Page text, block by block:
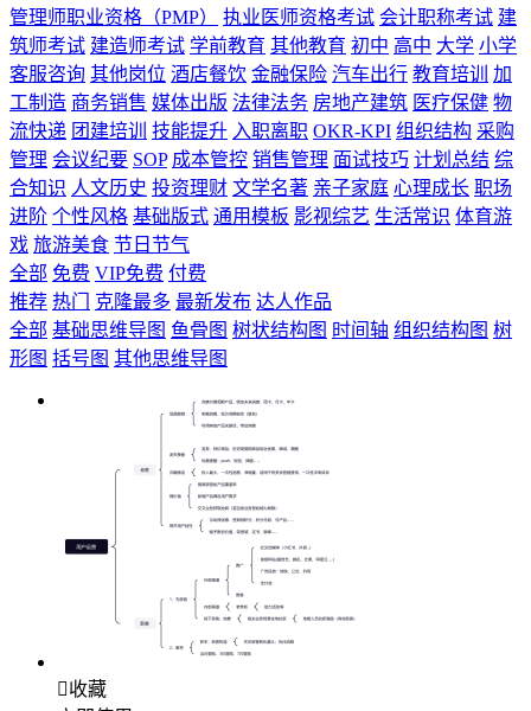
管理师职业资格（PMP）
执业医师资格考试 会计职称考试 建
筑师考试 建造师考试 学前教育 其他教育 初中 高中 大学 小学
客服咨询 其他岗位 酒店餐饮 金融保险 汽车出行 教育培训
加
工制造 商务销售 媒体出版 法律法务 房地产建筑 医疗保健 物
流快递 团建培训 技能提升 入职离职 OKR-KPI 组织结构 采购
管理 会议纪要 SOP 成本管控 销售管理 面试技巧 计划总结 综
合知识 人文历史 投资理财 文学名著 亲子家庭 心理成长 职场
进阶 个性风格 基础版式 通用模板 影视综艺 生活常识 体育游
戏 旅游美食 节日节气
全部 免费 VIP免费 付费
推荐 热门 克隆最多 最新发布 达人作品
全部 基础思维导图 鱼骨图 树状结构图 时间轴 组织结构图 树
形图 括号图 其他思维导图
收藏